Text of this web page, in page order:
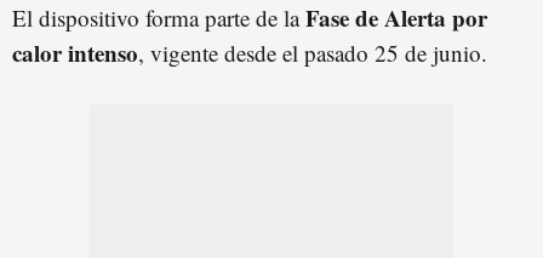
El dispositivo forma parte de laFase de Alerta por
calor intenso, vigente desde el pasado 25 de junio.